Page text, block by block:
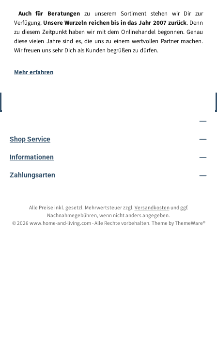
Auch für Beratungen zu unserem Sortiment stehen wir Dir zur
Verfügung. Unsere Wurzeln reichen bis in das Jahr 2007 zurück. Denn
zu diesem Zeitpunkt haben wir mit dem Onlinehandel begonnen. Genau
diese vielen Jahre sind es, die uns zu einem wertvollen Partner machen.
Wir freuen uns sehr Dich als Kunden begrüßen zu dürfen.
Mehr erfahren
Shop Service
Informationen
Zahlungsarten
Alle Preise inkl. gesetzl. Mehrwertsteuer zzgl. Versandkostenund ggf.
Nachnahmegebühren, wenn nicht anders angegeben.
© 2026 www.home-and-living.com - Alle Rechte vorbehalten. Theme byThemeWare®